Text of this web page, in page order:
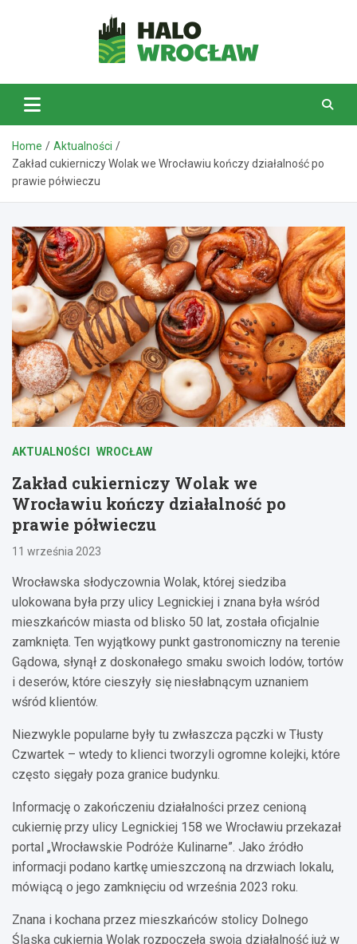
HaloWrocław.pl
Home
Aktualności
Zakład cukierniczy Wolak we Wrocławiu kończy działalność po
prawie półwieczu
AKTUALNOŚCI WROCŁAW
Zakład cukierniczy Wolak we
Wrocławiu kończy działalność po
prawie półwieczu
11 września 2023
Wrocławska słodyczownia Wolak, której siedziba
ulokowana była przy ulicy Legnickiej i znana była wśród
mieszkańców miasta od blisko 50 lat, została oficjalnie
zamknięta. Ten wyjątkowy punkt gastronomiczny na terenie
Gądowa, słynął z doskonałego smaku swoich lodów, tortów
i deserów, które cieszyły się niesłabnącym uznaniem
wśród klientów.
Niezwykle popularne były tu zwłaszcza pączki w Tłusty
Czwartek – wtedy to klienci tworzyli ogromne kolejki, które
często sięgały poza granice budynku.
Informację o zakończeniu działalności przez cenioną
cukiernię przy ulicy Legnickiej 158 we Wrocławiu przekazał
portal „Wrocławskie Podróże Kulinarne”. Jako źródło
informacji podano kartkę umieszczoną na drzwiach lokalu,
mówiącą o jego zamknięciu od września 2023 roku.
Znana i kochana przez mieszkańców stolicy Dolnego
Śląska cukiernia Wolak rozpoczęła swoją działalność już w